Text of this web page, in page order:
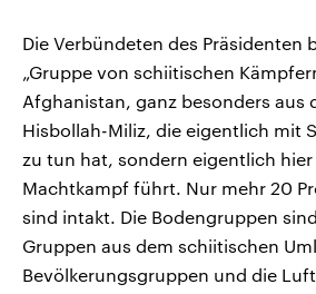
Die Verbündeten des Präsidenten
„Gruppe von schiitischen
Afghanistan, ganz besonders aus
Hisbollah-Miliz, die eigentlich mit
zu tun hat, sondern eigentlich
Machtkampf führt. Nur mehr 20
sind intakt. Die Bodengruppen
Gruppen aus dem schiitischen
Bevölkerungsgruppen und die